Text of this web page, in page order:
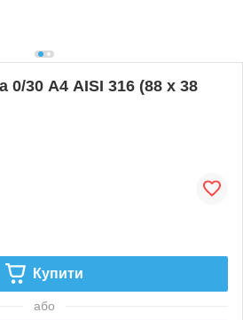
0/30 А4 AISI 316 (88 x 38
Купити
або